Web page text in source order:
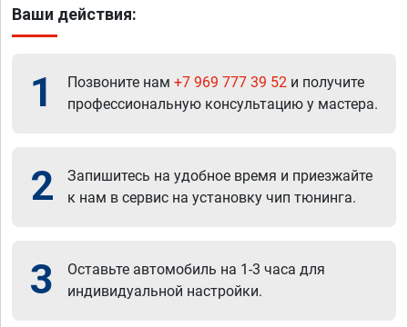
Ваши действия:
1 Позвоните нам +7 969 777 39 52 и получите
профессиональную консультацию у мастера.
2
Запишитесь на удобное время и приезжайте
к нам в сервис на установку чип тюнинга.
3
Оставьте автомобиль на 1-3 часа для
индивидуальной настройки.